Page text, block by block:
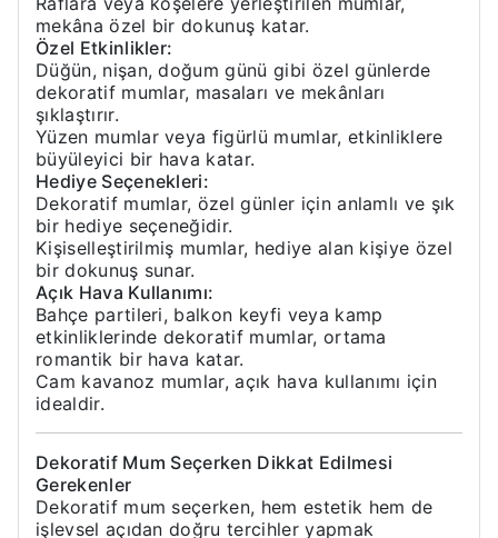
mekâna özel bir dokunuş katar.
Özel Etkinlikler:
Düğün, nişan, doğum günü gibi özel günlerde
dekoratif mumlar, masaları ve mekânları
şıklaştırır.
Yüzen mumlar veya figürlü mumlar, etkinliklere
büyüleyici bir hava katar.
Hediye Seçenekleri:
Dekoratif mumlar, özel günler için anlamlı ve şık
bir hediye seçeneğidir.
Kişiselleştirilmiş mumlar, hediye alan kişiye özel
bir dokunuş sunar.
Açık Hava Kullanımı:
Bahçe partileri, balkon keyfi veya kamp
etkinliklerinde dekoratif mumlar, ortama
romantik bir hava katar.
Cam kavanoz mumlar, açık hava kullanımı için
idealdir.
Dekoratif Mum Seçerken Dikkat Edilmesi
Gerekenler
Dekoratif mum seçerken, hem estetik hem de
işlevsel açıdan doğru tercihler yapmak